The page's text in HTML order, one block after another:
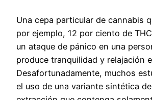
Una cepa particular de cannabis
por ejemplo, 12 por ciento de
un ataque de pánico en una
produce tranquilidad y relajación
Desafortunadamente, muchos
el uso de una variante sintética